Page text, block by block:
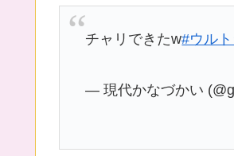
チャリできたw#ウル
— 現代かなづかい